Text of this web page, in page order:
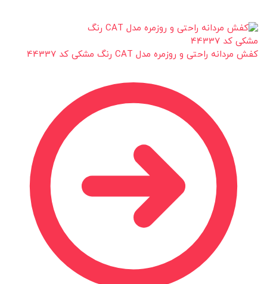
کفش مردانه راحتی و روزمره مدل CAT رنگ مشکی کد 44337